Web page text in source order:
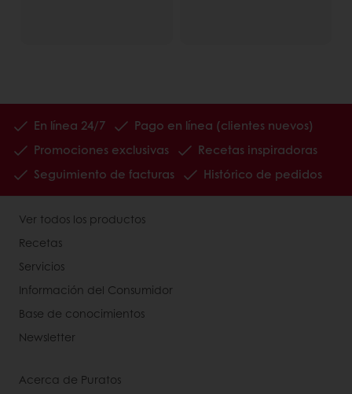
En línea 24/7
Pago en línea (clientes nuevos)
Promociones exclusivas
Recetas inspiradoras
Seguimiento de facturas
Histórico de pedidos
Ver todos los productos
Recetas
Servicios
Información del Consumidor
Base de conocimientos
Newsletter
Acerca de Puratos